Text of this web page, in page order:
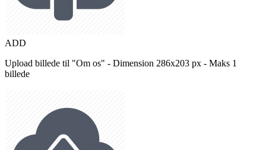
ADD
Upload billede til "Om os" - Dimension 286x203 px - Maks 1
billede